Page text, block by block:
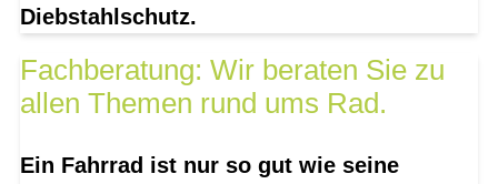
Diebstahlschutz.
Fachberatung: Wir beraten Sie zu
allen Themen rund ums Rad.
Ein Fahrrad ist nur so gut wie seine